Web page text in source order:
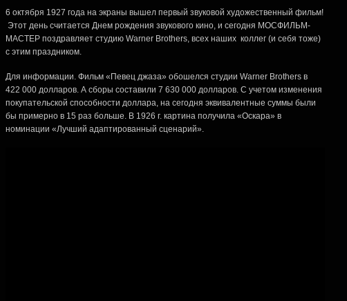
6 октября 1927 года на экраны вышел первый звуковой художественный фильм!
Этот день считается Днем рождения звукового кино, и сегодня МОСФИЛЬМ-
МАСТЕР поздравляет студию Warner Brothers, всех наших коллег (и себя тоже)
с этим праздником.
Для информации. Фильм «Певец джаза» обошелся студии Warner Brothers в
422 000 долларов. А сборы составили 7 630 000 долларов. С учетом изменения
покупательской способности доллара, на сегодня эквивалентные суммы были
бы примерно в 15 раз больше. В 1926 г. картина получила «Оскара» в
номинации «Лучший адаптированный сценарий».